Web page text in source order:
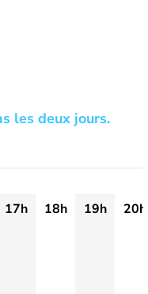
les deux jours.
17h 18h 19h
20h